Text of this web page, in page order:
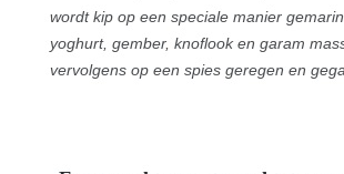
wordt kip op een speciale manier
yoghurt, gember, knoflook en garam
vervolgens op een spies geregen en